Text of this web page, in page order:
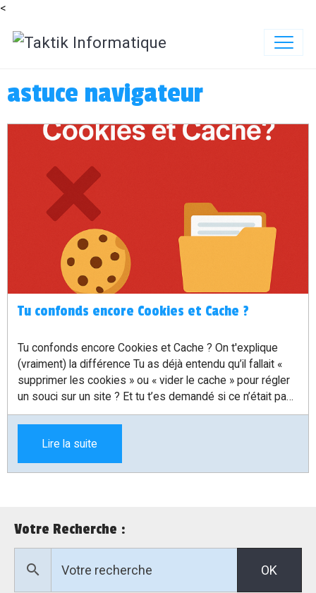
<
astuce navigateur
Tu confonds encore Cookies et Cache ?
Tu confonds encore Cookies et Cache ? On t'explique
(vraiment) la différence Tu as déjà entendu qu’il fallait «
supprimer les cookies » ou « vider le cache » pour régler
un souci sur un site ? Et tu t’es demandé si ce n’était pas
la même chose ? Rassure-toi, tu n’es pas seul. Mais
maintenant, on va éclaircir ça une bonne fois pour toutes.
Lire la suite
Votre Recherche :
OK